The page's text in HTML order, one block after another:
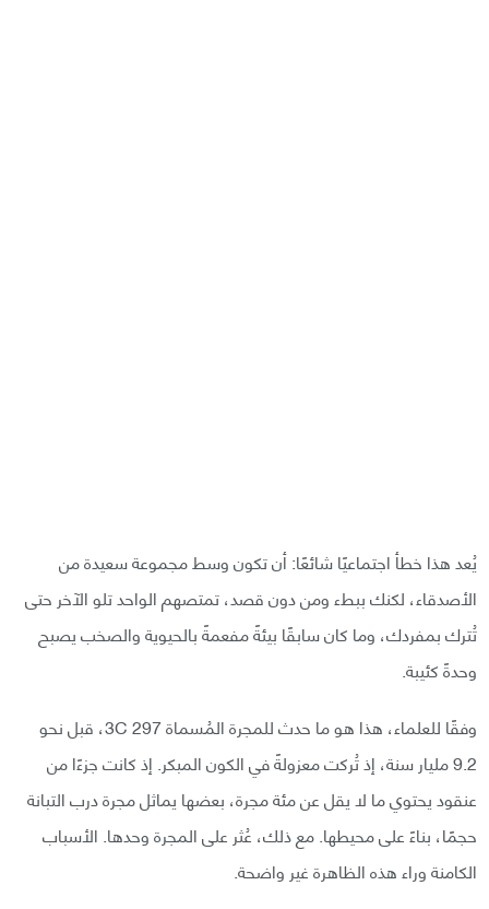
يُعد هذا خطأ اجتماعيًا شائعًا: أن تكون وسط مجموعة سعيدة من
الأصدقاء، لكنك ببطء ومن دون قصد، تمتصهم الواحد تلو الآخر حتى
تُترك بمفردك، وما كان سابقًا بيئةً مفعمةً بالحيوية والصخب يصبح
وحدةً كئيبة.
وفقًا للعلماء، هذا هو ما حدث للمجرة المُسماة 3C 297، قبل نحو
9.2 مليار سنة، إذ تُركت معزولةً في الكون المبكر. إذ كانت جزءًا من
عنقود يحتوي ما لا يقل عن مئة مجرة، بعضها يماثل مجرة درب التبانة
حجمًا، بناءً على محيطها. مع ذلك، عُثر على المجرة وحدها. الأسباب
الكامنة وراء هذه الظاهرة غير واضحة.